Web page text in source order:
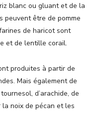
blanc ou gluant et de la
peuvent être de pomme
de haricot sont
et de lentille corail.
produites à partir de
Mais également de
d’arachide, de
noix de pécan et les